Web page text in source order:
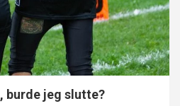
burde jeg slutte?